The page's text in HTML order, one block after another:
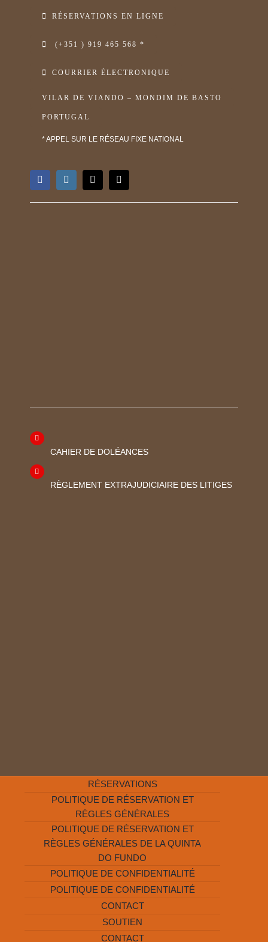
RÉSERVATIONS EN LIGNE
(+351 ) 919 465 568 *
COURRIER ÉLECTRONIQUE
VILAR DE VIANDO – MONDIM DE BASTO
PORTUGAL
* APPEL SUR LE RÉSEAU FIXE NATIONAL
CAHIER DE DOLÉANCES
RÈGLEMENT EXTRAJUDICIAIRE DES LITIGES
RÉSERVATIONS
POLITIQUE DE RÉSERVATION ET
RÈGLES GÉNÉRALES
POLITIQUE DE RÉSERVATION ET
RÈGLES GÉNÉRALES DE LA QUINTA
DO FUNDO
POLITIQUE DE CONFIDENTIALITÉ
POLITIQUE DE CONFIDENTIALITÉ
CONTACT
SOUTIEN
CONTACT